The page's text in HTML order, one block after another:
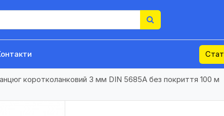
коротколанковий 3 мм DIN 5685А без покриття 100 м